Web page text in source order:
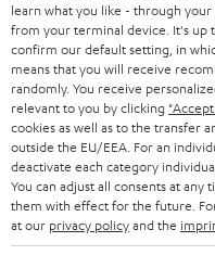
Komplette Bewertung
Jürgen G.
Wunderschönes Set
Nach Erhalt habe ich
konnte es kaum erwarten.
learn what you like - through
from your terminal device. It's up
confirm our default setting, in
means that you will receive
randomly. You receive
relevant to you by clicking
cookies as well as to the transfer
outside the EU/EEA. For an
deactivate each category
You can adjust all consents at
them with effect for the future.
at our privacy policyand the